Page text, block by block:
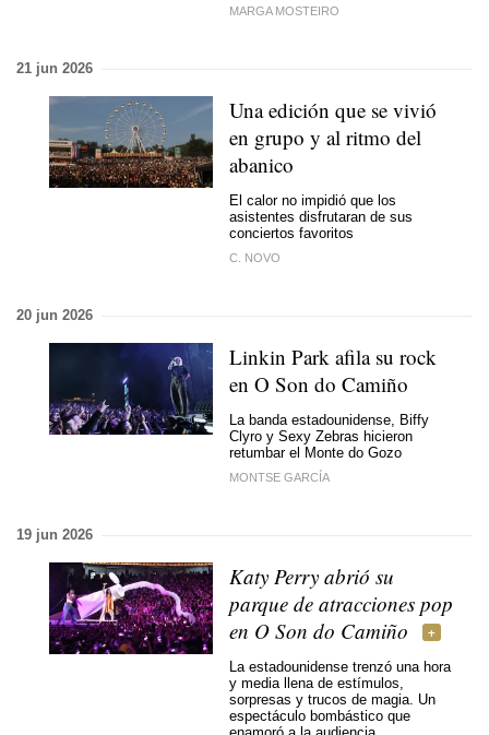
MARGA MOSTEIRO
21 jun 2026
Una edición que se vivió
en grupo y al ritmo del
abanico
El calor no impidió que los
asistentes disfrutaran de sus
conciertos favoritos
C. NOVO
20 jun 2026
Linkin Park afila su rock
en O Son do Camiño
La banda estadounidense, Biffy
Clyro y Sexy Zebras hicieron
retumbar el Monte do Gozo
MONTSE GARCÍA
19 jun 2026
Katy Perry abrió su
parque de atracciones pop
en O Son do Camiño
La estadounidense trenzó una hora
y media llena de estímulos,
sorpresas y trucos de magia. Un
espectáculo bombástico que
enamoró a la audiencia